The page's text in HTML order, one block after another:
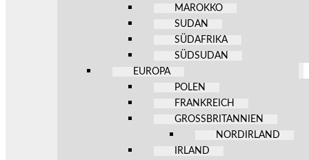
MAROKKO
SUDAN
SÜDAFRIKA
SÜDSUDAN
EUROPA
POLEN
FRANKREICH
GROSSBRITANNIEN
NORDIRLAND
IRLAND